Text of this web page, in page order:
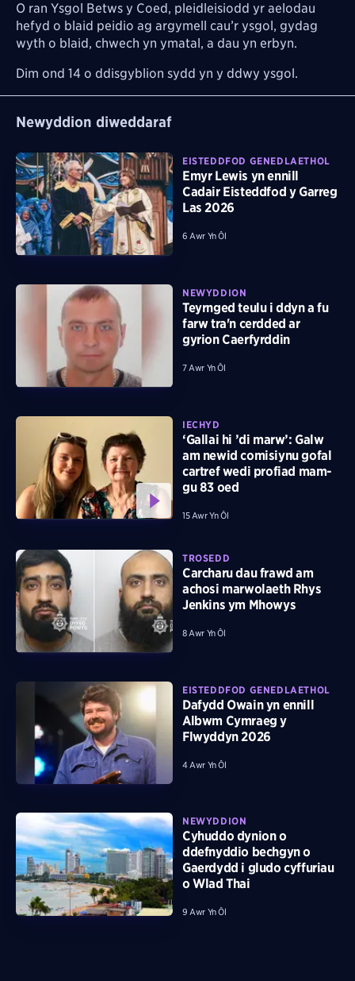
O ran Ysgol Betws y Coed, pleidleisiodd yr aelodau
hefyd o blaid peidio ag argymell cau’r ysgol, gydag
wyth o blaid, chwech yn ymatal, a dau yn erbyn.
Dim ond 14 o ddisgyblion sydd yn y ddwy ysgol.
Newyddion diweddaraf
EISTEDDFOD GENEDLAETHOL
Emyr Lewis yn ennill
Cadair Eisteddfod y Garreg
Las 2026
6 Awr Yn Ôl
NEWYDDION
Teyrnged teulu i ddyn a fu
farw tra'n cerdded ar
gyrion Caerfyrddin
7 Awr Yn Ôl
IECHYD
‘Gallai hi ’di marw’: Galw
am newid comisiynu gofal
cartref wedi profiad mam-
gu 83 oed
15 Awr Yn Ôl
TROSEDD
Carcharu dau frawd am
achosi marwolaeth Rhys
Jenkins ym Mhowys
8 Awr Yn Ôl
EISTEDDFOD GENEDLAETHOL
Dafydd Owain yn ennill
Albwm Cymraeg y
Flwyddyn 2026
4 Awr Yn Ôl
NEWYDDION
Cyhuddo dynion o
ddefnyddio bechgyn o
Gaerdydd i gludo cyffuriau
o Wlad Thai
9 Awr Yn Ôl